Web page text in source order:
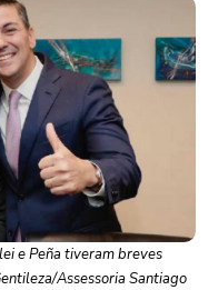
e Peña tiveram breves
Assessoria Santiago